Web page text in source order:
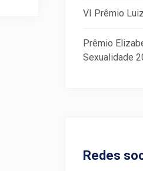
VI Prêmio
Prêmio
Sexualidade
Redes